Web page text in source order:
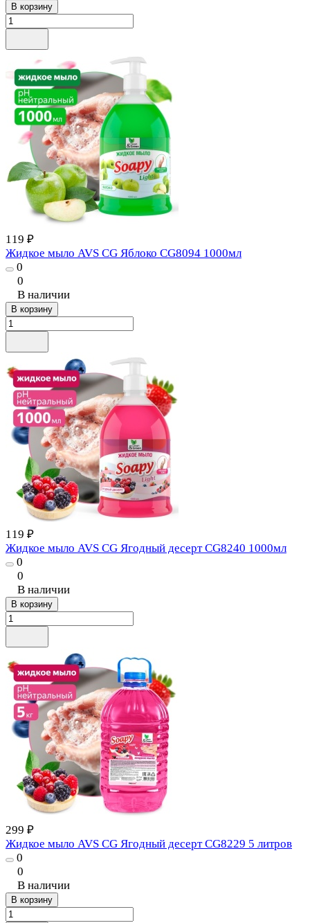
В корзину
119 ₽
Жидкое мыло AVS CG Яблоко CG8094 1000мл
0
0
В наличии
В корзину
119 ₽
Жидкое мыло AVS CG Ягодный десерт CG8240 1000мл
0
0
В наличии
В корзину
299 ₽
Жидкое мыло AVS CG Ягодный десерт CG8229 5 литров
0
0
В наличии
В корзину